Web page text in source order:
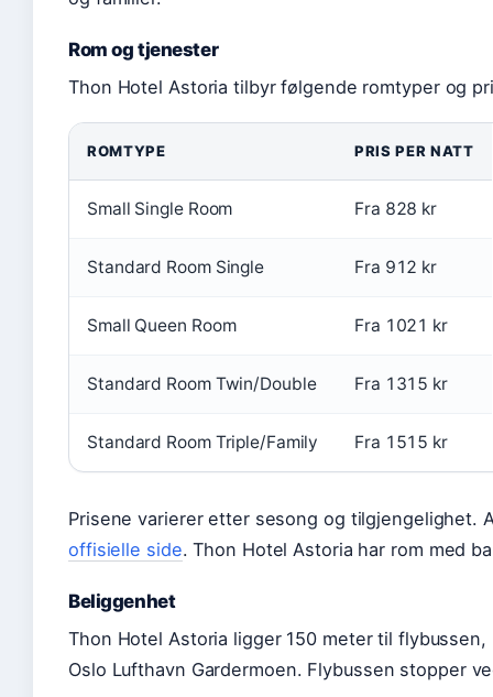
Rom og tjenester
Thon Hotel Astoria tilbyr følgende romtyper og
ROMTYPE PRIS PER NATT
Small Single Room Fra 828 kr
Standard Room Single Fra 912 kr
Small Queen Room Fra 1021 kr
Standard Room Twin/Double Fra 1315 kr
Standard Room Triple/Family Fra 1515 kr
Prisene varierer etter sesong og tilgjengelighet.
offisielle side. Thon Hotel Astoria har rom med
Beliggenhet
Thon Hotel Astoria ligger 150 meter til
Oslo Lufthavn Gardermoen. Flybussen stopper